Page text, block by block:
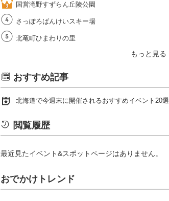
国営滝野すずらん丘陵公園
さっぽろばんけいスキー場
北竜町ひまわりの里
もっと見る
おすすめ記事
北海道で今週末に開催されるおすすめイベント20選
閲覧履歴
最近見たイベント&スポットページはありません。
おでかけトレンド